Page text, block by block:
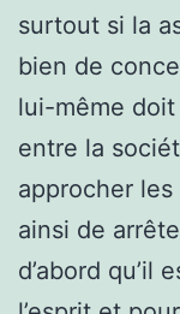
surtout si la
bien de
lui-même
entre la
approcher
ainsi de
d’abord qu’il